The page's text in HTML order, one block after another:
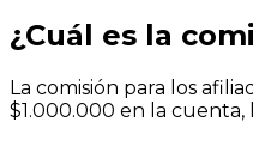
¿Cuál es la
La comisión para los
$1.000.000 en la